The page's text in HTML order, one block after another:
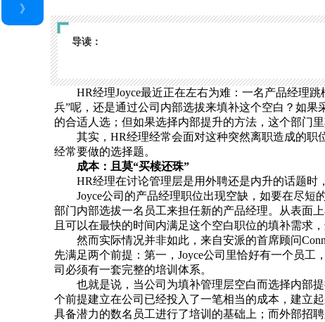
导读：
HR经理Joyce最近正在左右为难：一名产品经理跳
兵”呢，还是通过公司内部选拔来填补这个空白？如
的合适人选；但如果选择内部提升的方法，这个部门
其实，HR经理经常会面对这种突然离职造成的职
经常要做的选择题。
成本：且莫“买椟还珠”
HR经理在讨论管理层是用外聘还是内升的话题时
Joyce公司的产品经理职位出现空缺，如要在尽短
部门内部选拔一名员工来担任新的产品经理。从表面
且可以在最快的时间内满足这个空白职位的填补需求
然而实际情况并非如此，来自安派的首席顾问
先满足两个前提：第一，Joyce公司里恰好有一个员
司必须有一套完整的培训体系。
也就是说，当公司为填补管理层空白而选择内部提
个前提建立在公司已经投入了一笔相当的成本，建立
具备潜力的数名员工进行了培训的基础上；而外部招
》